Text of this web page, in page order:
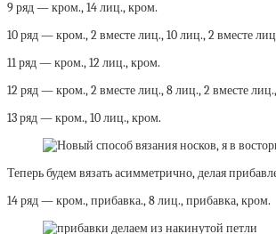
9 ряд — кром., 14 лиц., кром.
10 ряд — кром., 2 вместе лиц., 10 лиц., 2 вместе
11 ряд — кром., 12 лиц., кром.
12 ряд — кром., 2 вместе лиц., 8 лиц., 2 вместе
13 ряд — кром., 10 лиц., кром.
Теперь будем вязать асимметрично, делая
14 ряд — кром., прибавка., 8 лиц., прибавка, кром.